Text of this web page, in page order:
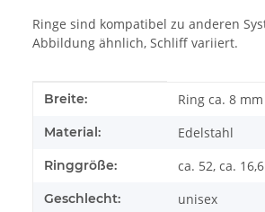
Ringe sind kompatibel zu anderen
Abbildung ähnlich, Schliff variiert.
Produkteigenschaft
Wert
Breite: Ring ca. 8 mm
Material: Edelstahl
Ringgröße: ca. 52, ca.
Geschlecht: unisex